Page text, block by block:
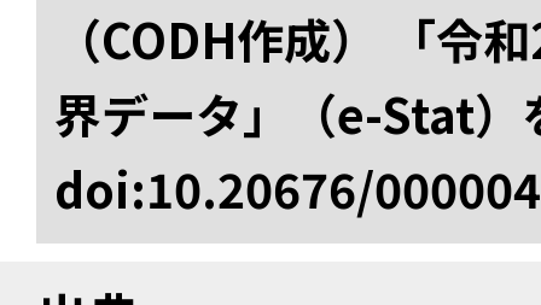
（CODH作成） 「令
界データ」（e-Stat）
doi:10.20676/